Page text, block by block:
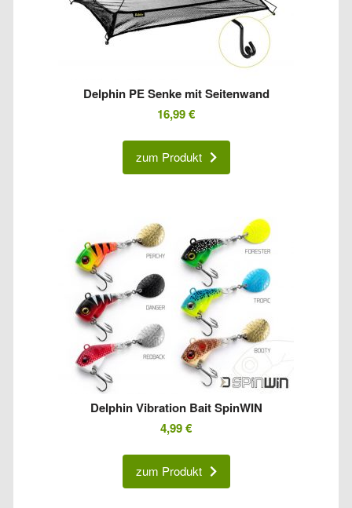
Delphin PE Senke mit Seitenwand
16,99€
zum Produkt
Delphin Vibration Bait SpinWIN
4,99€
zum Produkt